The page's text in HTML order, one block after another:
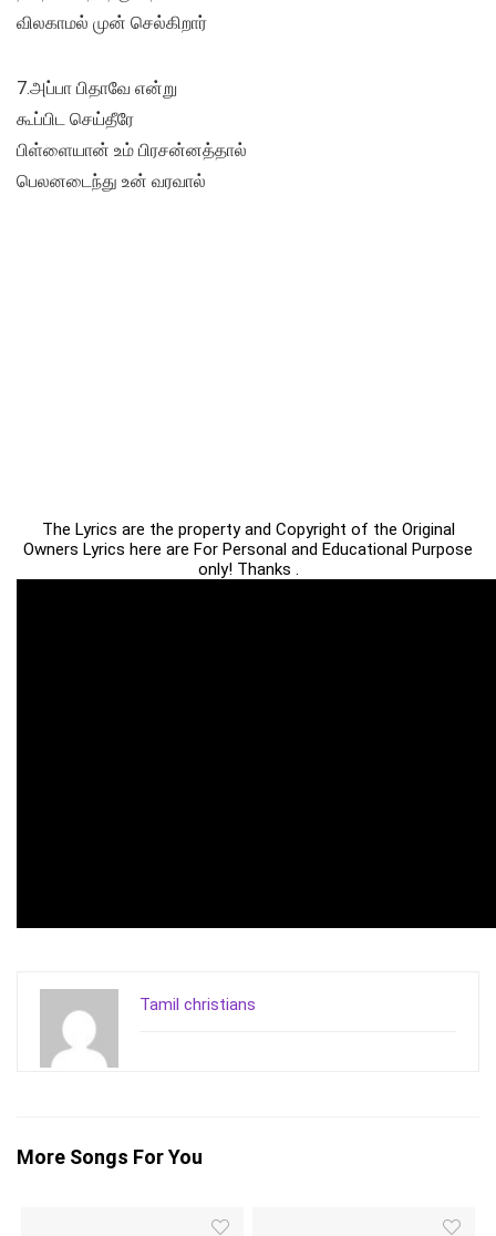
விலகாமல் முன் செல்கிறார்
7.அப்பா பிதாவே என்று
கூப்பிட செய்தீரே
பிள்ளையான் உம் பிரசன்னத்தால்
பெலனடைந்து உன் வரவால்
The Lyrics are the property and Copyright of the Original
Owners Lyrics here are For Personal and Educational Purpose
only! Thanks .
Tamil christians
More Songs For You